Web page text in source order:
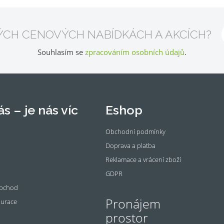
CENOVÝCH NABÍDKÁCH A AKCÍCH?
Souhlasím se zpracováním osobních údajů.
– je nás víc Eshop
Obchodní podmínky
Doprava a platba
Reklamace a vrácení zboží
GDPR
Pronájem
prostor